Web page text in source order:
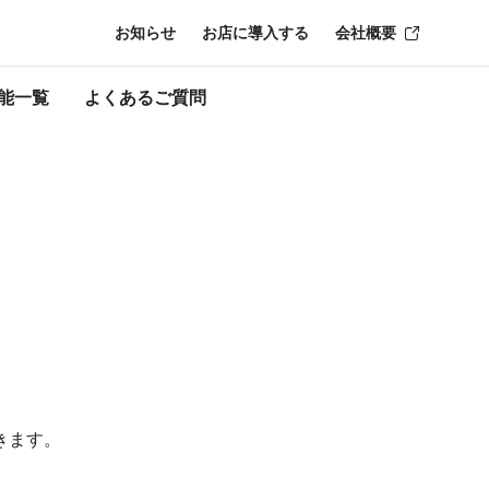
一覧 よくあるご質問
お知らせ お店に導入する 会社概要
す。